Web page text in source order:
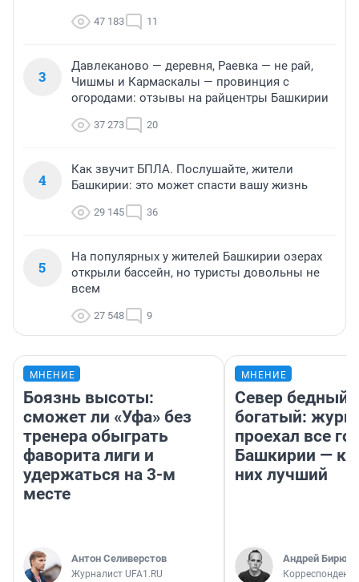
47 183 11
3
Давлеканово — деревня, Раевка — не рай,
Чишмы и Кармаскалы — провинция с
огородами: отзывы на райцентры Башкирии
37 273 20
4
Как звучит БПЛА. Послушайте, жители
Башкирии: это может спасти вашу жизнь
29 145 36
5
На популярных у жителей Башкирии озерах
открыли бассейн, но туристы довольны не
всем
27 548 9
МНЕНИЕ
Боязнь высоты:
сможет ли «Уфа» без
тренера обыграть
фаворита лиги и
удержаться на 3-м
месте
Антон Селиверстов
Журналист UFA1.RU
МНЕНИЕ
Север бедный,
богатый:
проехал все
Башкирии —
них лучший
Андрей
Корреспондент